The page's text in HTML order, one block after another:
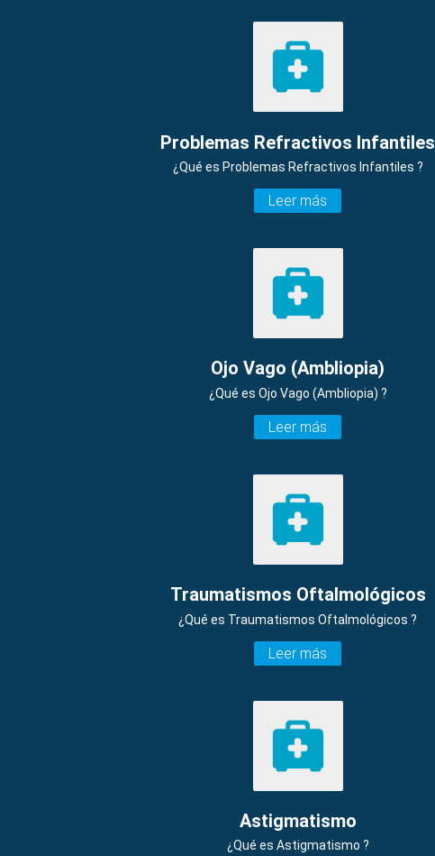
Problemas Refractivos Infantiles
¿Qué es Problemas Refractivos Infantiles ?
Leer más
Ojo Vago (Ambliopia)
¿Qué es Ojo Vago (Ambliopia) ?
Leer más
Traumatismos Oftalmológicos
¿Qué es Traumatismos Oftalmológicos ?
Leer más
Astigmatismo
¿Qué es Astigmatismo ?